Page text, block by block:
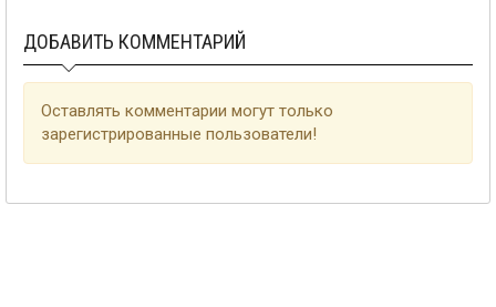
ДОБАВИТЬ КОММЕНТАРИЙ
Оставлять комментарии могут только
зарегистрированные пользователи!